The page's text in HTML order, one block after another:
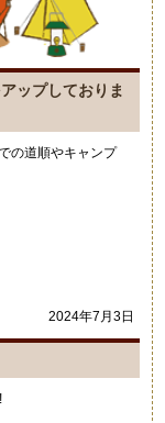
ップしておりま
の道順やキャンプ
2024年7月3日